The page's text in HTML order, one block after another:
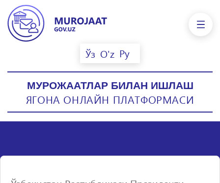
МУРОЖААТЛАР БИЛАН ИШЛАШ
ЯГОНА ОНЛАЙН ПЛАТФОРМАСИ
Ўз O'z Ру